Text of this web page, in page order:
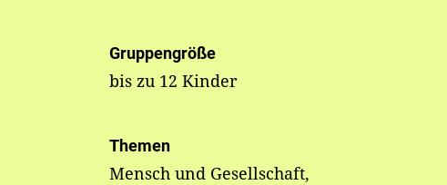
Gruppengröße
bis zu 12 Kinder
Themen
Mensch und Gesellschaft,